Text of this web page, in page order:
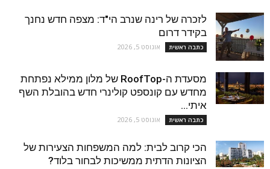
לזכרה של רינה שנרב הי"ד: מצפה חדש נחנך
בקידר דרום
כתבה ראשית אוגוסט 5, 2026
מסעדת ה-RoofTop של מלון ממילא נפתחת
מחדש עם קונספט קולינרי חדש בהובלת השף
איתי...
כתבה ראשית אוגוסט 5, 2026
הכי קרוב לבית: למה המשפחות הצעירות של
הציונות הדתית ממשיכות לבחור בלוד?